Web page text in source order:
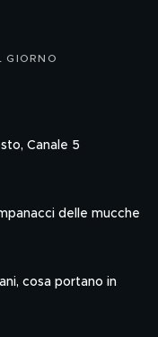
GIORNO
Canale 5
delle mucche
cosa portano in